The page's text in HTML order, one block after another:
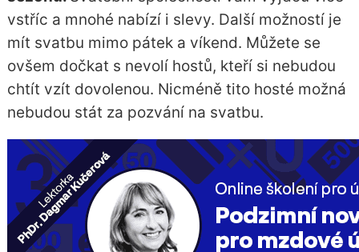
vstříc a mnohé nabízí i slevy. Další možností je
mít svatbu mimo pátek a víkend. Můžete se
ovšem dočkat s nevolí hostů, kteří si nebudou
chtít vzít dovolenou. Nicméně tito hosté možná
nebudou stát za pozvání na svatbu.